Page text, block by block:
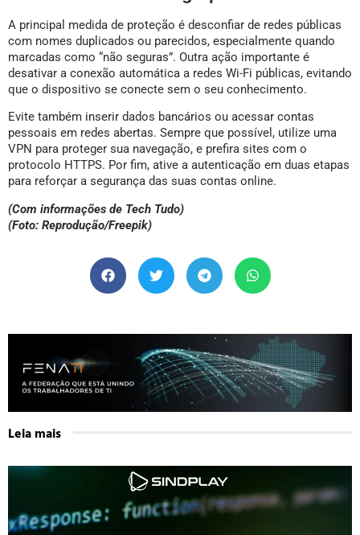
A principal medida de proteção é desconfiar de redes públicas
com nomes duplicados ou parecidos, especialmente quando
marcadas como “não seguras”. Outra ação importante é
desativar a conexão automática a redes Wi-Fi públicas, evitando
que o dispositivo se conecte sem o seu conhecimento.
Evite também inserir dados bancários ou acessar contas
pessoais em redes abertas. Sempre que possível, utilize uma
VPN para proteger sua navegação, e prefira sites com o
protocolo HTTPS. Por fim, ative a autenticação em duas etapas
para reforçar a segurança das suas contas online.
(Com informações de Tech Tudo)
(Foto: Reprodução/Freepik)
Leia mais